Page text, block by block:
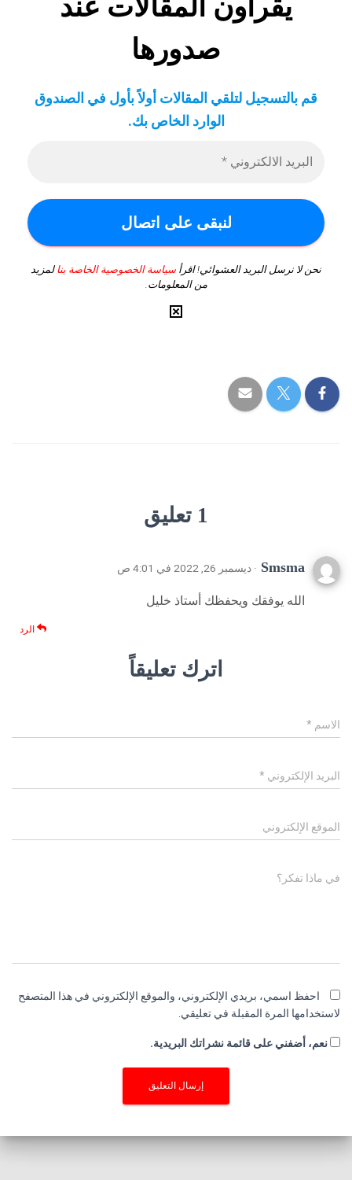
يقرأون المقالات عند
صدورها
قم بالتسجيل لتلقي المقالات أولاً بأول في الصندوق
الوارد الخاص بك.
نحن لا نرسل البريد العشوائي! اقرأ سياسة الخصوصية الخاصة بنا لمزيد
من المعلومات.
1 تعليق
Smsma · ديسمبر 26, 2022 في 4:01 ص
الله يوفقك ويحفظك أستاذ خليل
الرد
اترك تعليقاً
الاسم *
البريد الإلكتروني *
الموقع الإلكتروني
في ماذا تفكر؟
احفظ اسمي، بريدي الإلكتروني، والموقع الإلكتروني في هذا المتصفح
لاستخدامها المرة المقبلة في تعليقي.
نعم، أضفني على قائمة نشراتك البريدية.